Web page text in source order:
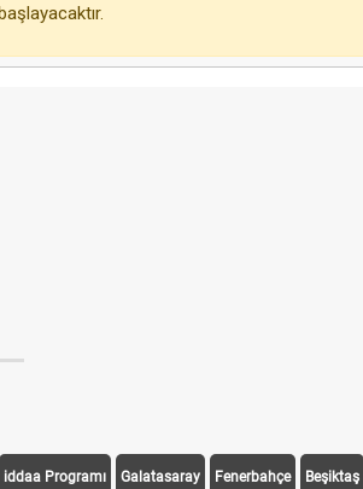
iddaa Programı Galatasaray Fenerbahçe Beşiktaş